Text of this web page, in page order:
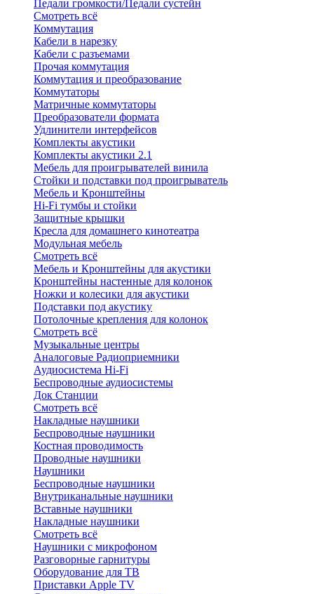
Педали громкости/Педали сустейн
Смотреть всё
Коммутация
Кабели в нарезку
Кабели с разъемами
Прочая коммутация
Коммутация и преобразование
Коммутаторы
Матричные коммутаторы
Преобразователи формата
Удлинители интерфейсов
Комплекты акустики
Комплекты акустики 2.1
Мебель для проигрывателей винила
Стойки и подставки под проигрыватель
Мебель и Кронштейны
Hi-Fi тумбы и стойки
Защитные крышки
Кресла для домашнего кинотеатра
Модульная мебель
Смотреть всё
Мебель и Кронштейны для акустики
Кронштейны настенные для колонок
Ножки и колесики для акустики
Подставки под акустику
Потолочные крепления для колонок
Смотреть всё
Музыкальные центры
Аналоговые Радиоприемники
Аудиосистема Hi-Fi
Беспроводные аудиосистемы
Док Станции
Смотреть всё
Накладные наушники
Беспроводные наушники
Костная проводимость
Проводные наушники
Наушники
Беспроводные наушники
Внутриканальные наушники
Вставные наушники
Накладные наушники
Смотреть всё
Наушники с микрофоном
Разговорные гарнитуры
Оборудование для ТВ
Приставки Apple TV